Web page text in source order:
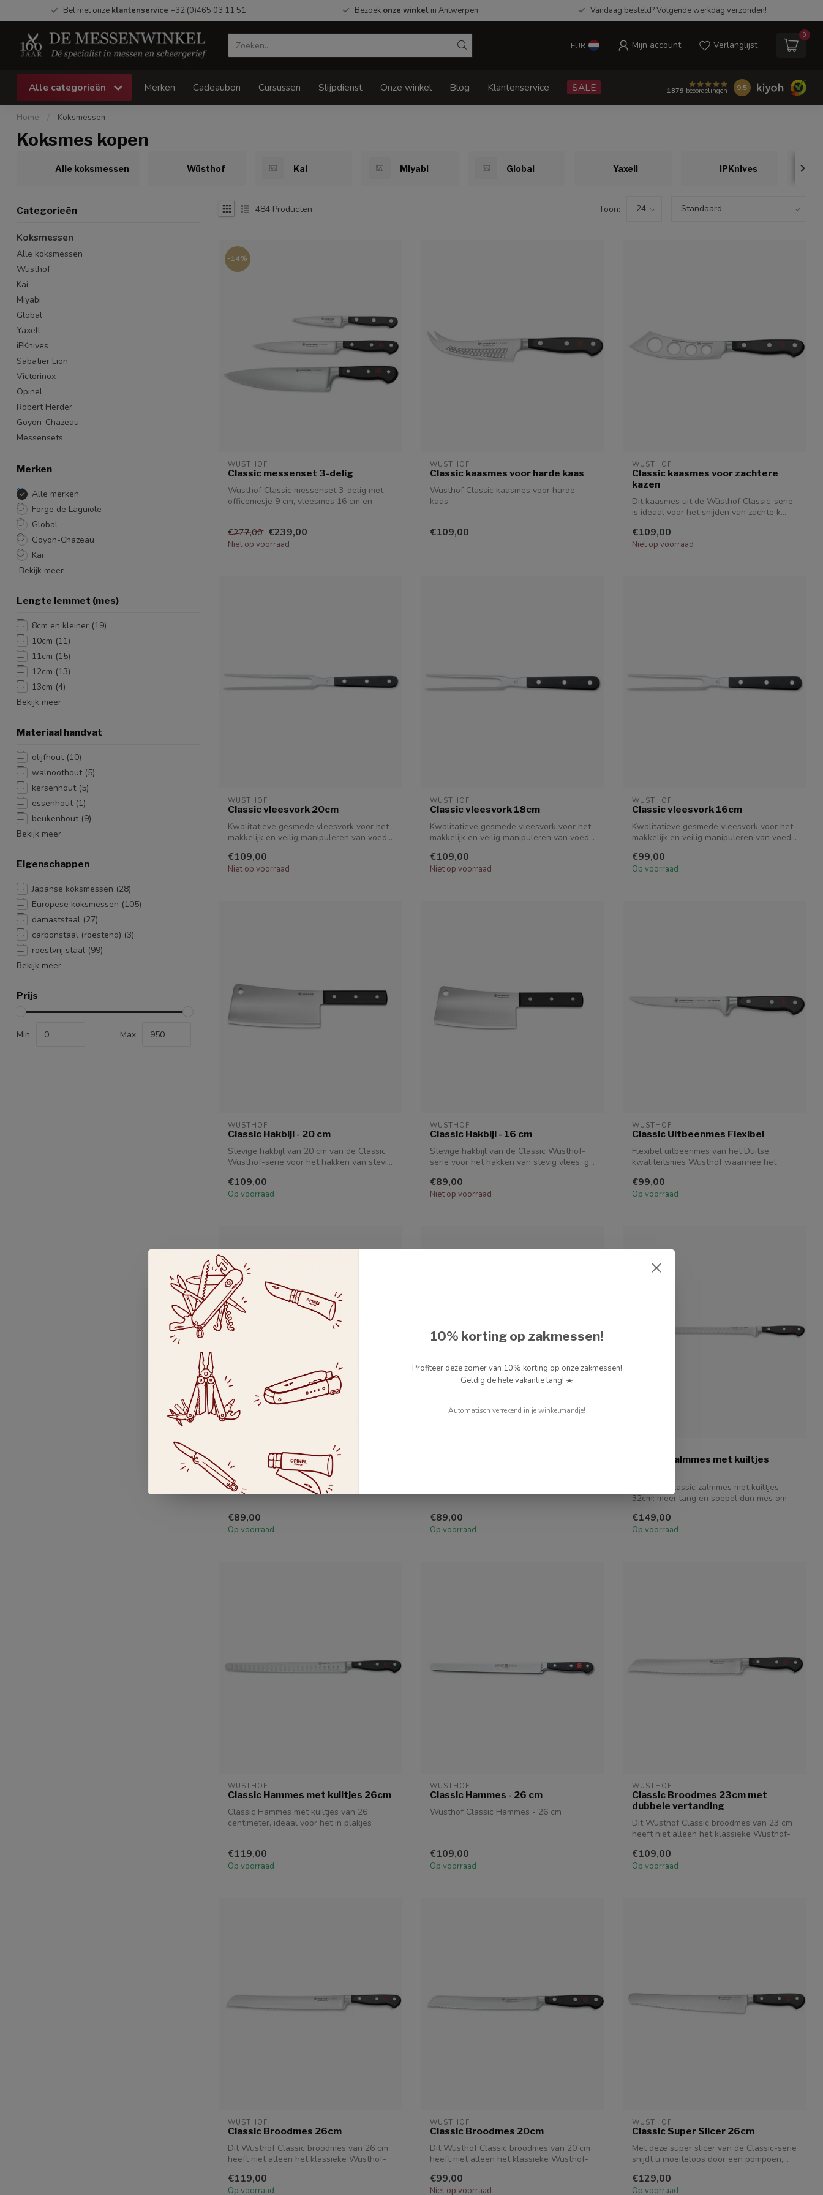
Bel met onze klantenservice +32 (0)465 03 11 51 Bezoek onze winkel in Antwerpen Vandaag besteld? Volgende werkdag verzonden!
EUR Mijn account Verlanglijst
0
Alle categorieën Merken Cadeaubon Cursussen Slijpdienst Onze winkel Blog Klantenservice SALE 1879 beoordelingen 9.5
Home / Koksmessen
Koksmes kopen
Alle koksmessen Wüsthof Kai Miyabi Global Yaxell iPKnives
Categorieën
Koksmessen
Alle koksmessen
Wüsthof
Kai
Miyabi
Global
Yaxell
iPKnives
Sabatier Lion
Victorinox
Opinel
Robert Herder
Goyon-Chazeau
Messensets
Merken
Alle merken
Forge de Laguiole
Global
Goyon-Chazeau
Kai
Bekijk meer
Lengte lemmet (mes)
8cm en kleiner (19)
10cm (11)
11cm (15)
12cm (13)
13cm (4)
Bekijk meer
Materiaal handvat
olijfhout (10)
walnoothout (5)
kersenhout (5)
essenhout (1)
beukenhout (9)
Bekijk meer
Eigenschappen
Japanse koksmessen (28)
Europese koksmessen (105)
damaststaal (27)
carbonstaal (roestend) (3)
roestvrij staal (99)
Bekijk meer
Prijs
Min Max
484 Producten Toon:
-14%
WUSTHOF
Classic messenset 3-delig
Wusthof Classic messenset 3-delig met
officemesje 9 cm, vleesmes 16 cm en
€277,00 €239,00
Niet op voorraad
WUSTHOF
Classic kaasmes voor harde kaas
Wusthof Classic kaasmes voor harde
kaas
€109,00
WUSTHOF
Classic kaasmes voor zachtere
kazen
Dit kaasmes uit de Wüsthof Classic-serie
is ideaal voor het snijden van zachte k...
€109,00
Niet op voorraad
WUSTHOF
Classic vleesvork 20cm
Kwalitatieve gesmede vleesvork voor het
makkelijk en veilig manipuleren van voed...
€109,00
Niet op voorraad
WUSTHOF
Classic vleesvork 18cm
Kwalitatieve gesmede vleesvork voor het
makkelijk en veilig manipuleren van voed...
€109,00
Niet op voorraad
WUSTHOF
Classic vleesvork 16cm
Kwalitatieve gesmede vleesvork voor het
makkelijk en veilig manipuleren van voed...
€99,00
Op voorraad
WUSTHOF
Classic Hakbijl - 20 cm
Stevige hakbijl van 20 cm van de Classic
Wüsthof-serie voor het hakken van stevi...
€109,00
Op voorraad
WUSTHOF
Classic Hakbijl - 16 cm
Stevige hakbijl van de Classic Wüsthof-
serie voor het hakken van stevig vlees, g...
€89,00
Niet op voorraad
WUSTHOF
Classic Uitbeenmes Flexibel
Flexibel uitbeenmes van het Duitse
kwaliteitsmes Wüsthof waarmee het
€99,00
Op voorraad
Classic uitbeenmes - 14 cm
Wüsthof Classic uitbeenmes van 14
centimeter, ideaal voor het ontbotten van
vlee...
€89,00
Op voorraad
ontbotten/uitbenen...
€89,00
Op voorraad
Classic Zalmmes met kuiltjes
Wüsthof Classic zalmmes met kuiltjes
32cm: meer lang en soepel dun mes om
€149,00
Op voorraad
WUSTHOF
Classic Hammes met kuiltjes 26cm
Classic Hammes met kuiltjes van 26
centimeter, ideaal voor het in plakjes
€119,00
Op voorraad
WUSTHOF
Classic Hammes - 26 cm
Wüsthof Classic Hammes - 26 cm
€109,00
Op voorraad
WUSTHOF
Classic Broodmes 23cm met
dubbele vertanding
Dit Wüsthof Classic broodmes van 23 cm
heeft niet alleen het klassieke Wüsthof-
€109,00
Op voorraad
WUSTHOF
Classic Broodmes 26cm
Dit Wüsthof Classic broodmes van 26 cm
heeft niet alleen het klassieke Wüsthof-
€119,00
Op voorraad
WUSTHOF
Classic Broodmes 20cm
Dit Wüsthof Classic broodmes van 20 cm
heeft niet alleen het klassieke Wüsthof-
€99,00
Niet op voorraad
WUSTHOF
Classic Super Slicer 26cm
Met deze super slicer van de Classic-serie
snijdt u moeiteloos door een pompoen,...
€129,00
Op voorraad
10% korting op zakmessen!
Profiteer deze zomer van 10% korting op onze zakmessen!
Geldig de hele vakantie lang! ☀️
Automatisch verrekend in je winkelmandje!